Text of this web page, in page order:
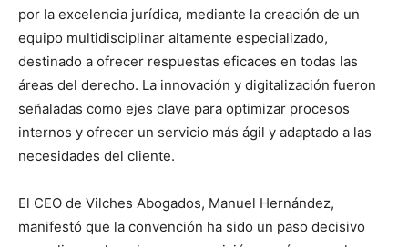
por la excelencia jurídica, mediante la creación de un
equipo multidisciplinar altamente especializado,
destinado a ofrecer respuestas eficaces en todas las
áreas del derecho. La innovación y digitalización fueron
señaladas como ejes clave para optimizar procesos
internos y ofrecer un servicio más ágil y adaptado a las
necesidades del cliente.
El CEO de Vilches Abogados, Manuel Hernández,
manifestó que la convención ha sido un paso decisivo